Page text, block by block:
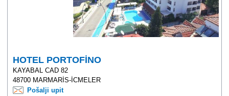
HOTEL PORTOFİNO
KAYABAL CAD 82
48700 MARMARİS-İCMELER
Pošalji upit